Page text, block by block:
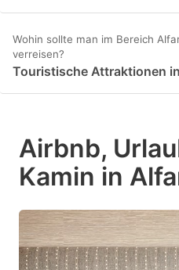
Wohin sollte man im Bereich
verreisen?
Touristische Attraktionen
Airbnb,
Kamin in